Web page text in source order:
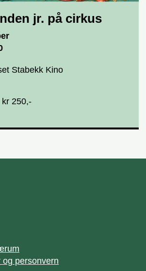
jr. på cirkus
Stabekk Kino
kr 250,-
og personvern